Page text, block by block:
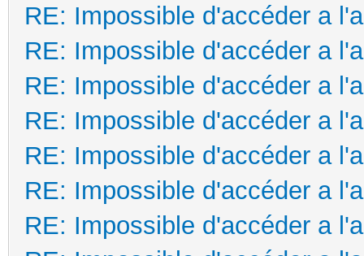
RE: Impossible d'accéder a
RE: Impossible d'accéder a
RE: Impossible d'accéder a
RE: Impossible d'accéder a
RE: Impossible d'accéder a
RE: Impossible d'accéder a
RE: Impossible d'accéder a